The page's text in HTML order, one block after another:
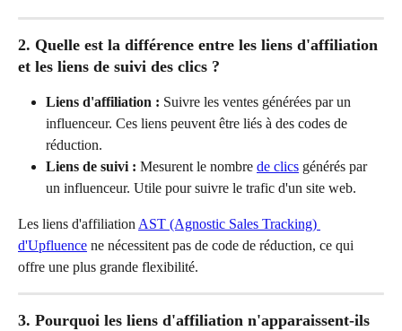
2. Quelle est la différence entre les liens d'affiliation
et les liens de suivi des clics ?
Liens d'affiliation : Suivre les ventes générées par un
influenceur. Ces liens peuvent être liés à des codes de
réduction.
Liens de suivi : Mesurent le nombre de clics générés par
un influenceur. Utile pour suivre le trafic d'un site web.
Les liens d'affiliation AST (Agnostic Sales Tracking)
d'Upfluence ne nécessitent pas de code de réduction, ce qui
offre une plus grande flexibilité.
3. Pourquoi les liens d'affiliation n'apparaissent-ils